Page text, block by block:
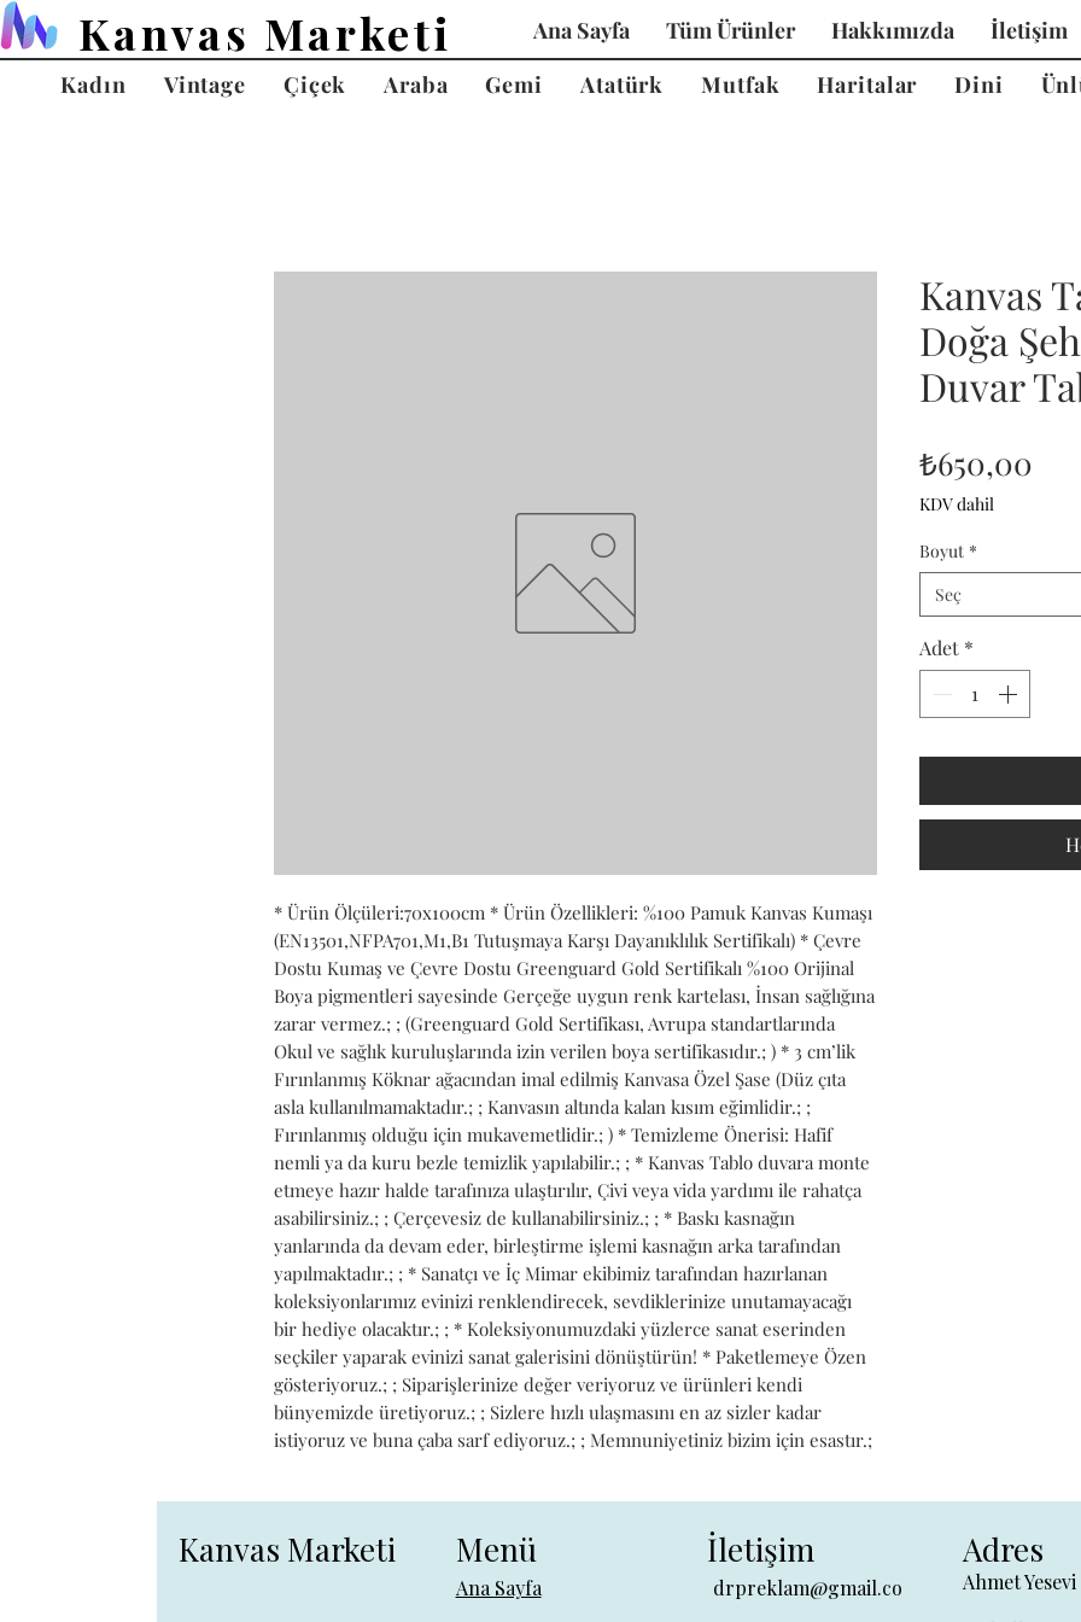
Kanvas Marketi Ana Sayfa Tüm Ürünler Hakkımızda İletişim
Kadın
Vintage Çiçek Araba Gemi Atatürk Mutfak Haritalar Dini
* Ürün Ölçüleri:70x100cm * Ürün Özellikleri: %100 Pamuk Kanvas Kumaşı
(EN13501,NFPA701,M1,B1 Tutuşmaya Karşı Dayanıklılık Sertifikalı) * Çevre
Dostu Kumaş ve Çevre Dostu Greenguard Gold Sertifikalı %100 Orijinal
Boya pigmentleri sayesinde Gerçeğe uygun renk kartelası, İnsan sağlığına
zarar vermez.; ; (Greenguard Gold Sertifikası, Avrupa standartlarında
Okul ve sağlık kuruluşlarında izin verilen boya sertifikasıdır.; ) * 3 cm’lik
Fırınlanmış Köknar ağacından imal edilmiş Kanvasa Özel Şase (Düz çıta
asla kullanılmamaktadır.; ; Kanvasın altında kalan kısım eğimlidir.; ;
Fırınlanmış olduğu için mukavemetlidir.; ) * Temizleme Önerisi: Hafif
nemli ya da kuru bezle temizlik yapılabilir.; ; * Kanvas Tablo duvara monte
etmeye hazır halde tarafınıza ulaştırılır, Çivi veya vida yardımı ile rahatça
asabilirsiniz.; ; Çerçevesiz de kullanabilirsiniz.; ; * Baskı kasnağın
yanlarında da devam eder, birleştirme işlemi kasnağın arka tarafından
yapılmaktadır.; ; * Sanatçı ve İç Mimar ekibimiz tarafından hazırlanan
koleksiyonlarımız evinizi renklendirecek, sevdiklerinize unutamayacağı
bir hediye olacaktır.; ; * Koleksiyonumuzdaki yüzlerce sanat eserinden
seçkiler yaparak evinizi sanat galerisini dönüştürün! * Paketlemeye Özen
gösteriyoruz.; ; Siparişlerinize değer veriyoruz ve ürünleri kendi
bünyemizde üretiyoruz.; ; Sizlere hızlı ulaşmasını en az sizler kadar
istiyoruz ve buna çaba sarf ediyoruz.; ; Memnuniyetiniz bizim için esastır.;
Kanvas
Doğa
Duvar
₺650,00
KDV dahil
Boyut *
Seç
Adet *
Kanvas Marketi Menü
Ana Sayfa
İletişim
drpreklam@gmail.co
Adres
Ahmet Yesevi